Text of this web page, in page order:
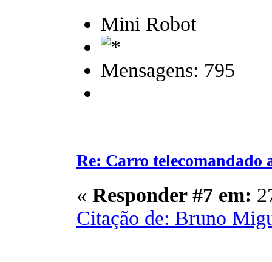
Mini Robot
Mensagens: 795
Re: Carro telecomandado
« Responder #7 em:
Citação de: Bruno